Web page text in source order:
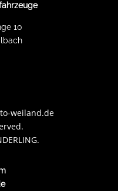
10
weiland.de